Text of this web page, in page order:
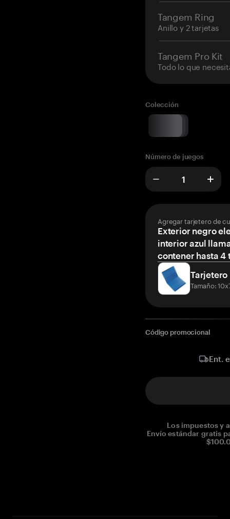
Tangem Ring
Anillo y 2 tarjetas
Tangem Pro Kit
Todo lo que
Colección
Número de juegos
Agregar tarjetero de
Exterior negro
interior azul
contener hasta 4
Tarjetero
Tamaño:
Código promocional
Ent.
Los impuestos y
Envío estándar gratis